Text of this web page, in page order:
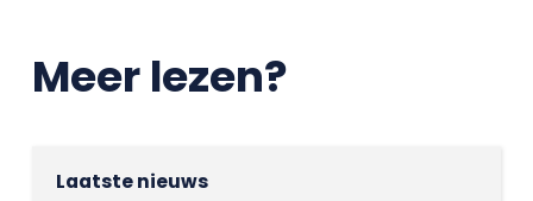
Meer lezen?
Laatste nieuws